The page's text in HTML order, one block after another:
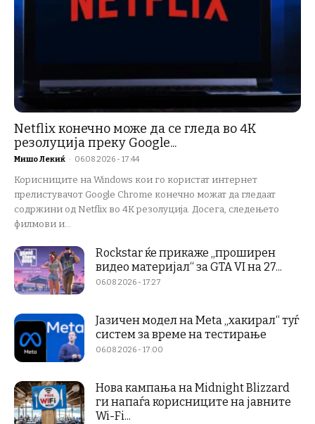
Netflix конечно може да се гледа во 4K
резолуција преку Google...
Мишо Лекиќ - 06.08.2026 - 17:44
Корисниците на Windows кои го користат интернет
прелистувачот Google Chrome конечно можат да гледаат
содржини од Netflix во 4K резолуција. Досега, следењето
филмови и...
Rockstar ќе прикаже „проширен
видео материјал“ за GTA VI на 27...
06.08.2026 - 17:27
Јазичен модел на Meta „хакирал“ туѓ
систем за време на тестирање
06.08.2026 - 17:00
Нова кампања на Midnight Blizzard
ги напаѓа корисниците на јавните
Wi-Fi...